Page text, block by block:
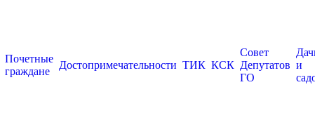
Почетные
граждане
Достопримечательности ТИК КСК
Совет
Депутатов
ГО
и